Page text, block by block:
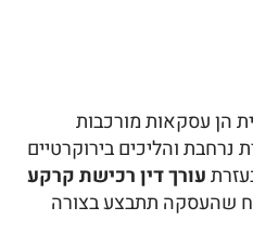
הן עסקאות מורכבות
והליכים בירוקרטיים
עורך דין רכישת קרקע
שהעסקה תתבצע בצורה